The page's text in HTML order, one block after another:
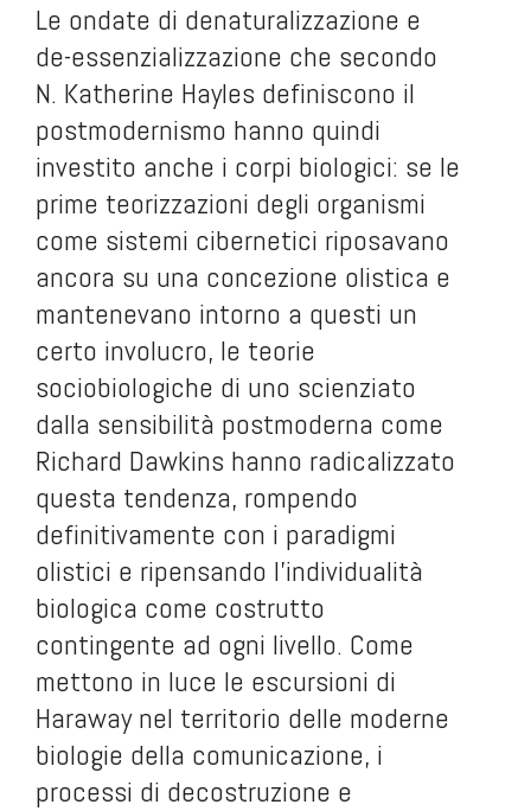
Le ondate di denaturalizzazione e
de-essenzializzazione che secondo
N. Katherine Hayles definiscono il
postmodernismo hanno quindi
investito anche i corpi biologici: se le
prime teorizzazioni degli organismi
come sistemi cibernetici riposavano
ancora su una concezione olistica e
mantenevano intorno a questi un
certo involucro, le teorie
sociobiologiche di uno scienziato
dalla sensibilità postmoderna come
Richard Dawkins hanno radicalizzato
questa tendenza, rompendo
definitivamente con i paradigmi
olistici e ripensando l’individualità
biologica come costrutto
contingente ad ogni livello. Come
mettono in luce le escursioni di
Haraway nel territorio delle moderne
biologie della comunicazione, i
processi di decostruzione e